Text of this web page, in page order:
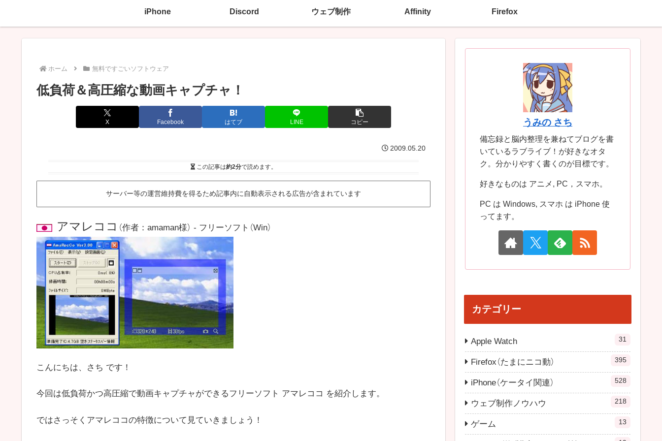
iPhone Discord ウェブ制作 Affinity Firefox
ホーム 無料ですごいソフトウェア
低負荷＆高圧縮な動画キャプチャ！
X Facebook はてブ LINE コピー
2009.05.20
この記事は約2分で読めます。
サーバー等の運営維持費を得るため記事内に自動表示される広告が含まれています
アマレココ （作者：amaman様） - フリーソフト（Win）
こんにちは、さち です！
今回は低負荷かつ高圧縮で動画キャプチャができるフリーソフト アマレココ を紹介します。
ではさっそくアマレココの特徴について見ていきましょう！
うみの さち
備忘録と脳内整理を兼ねてブログを書
いているラブライブ！が好きなオタ
ク。分かりやすく書くのが目標です。
好きなものは アニメ, PC，スマホ。
PC は Windows, スマホ は iPhone 使
ってます。
カテゴリー
Apple Watch 31
Firefox（たまにニコ動） 395
iPhone（ケータイ関連） 528
ウェブ制作ノウハウ 218
ゲーム 13